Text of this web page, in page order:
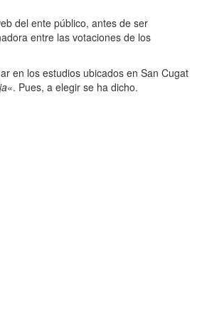
del ente público, antes de ser
entre las votaciones de los
en los estudios ubicados en San Cugat
«. Pues, a elegir se ha dicho.